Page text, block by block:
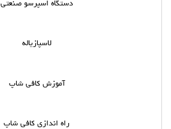
دستگاه اسپرسو صنعتی
لاسپازیاله
آموزش کافی شاپ
راه اندازی کافی شاپ